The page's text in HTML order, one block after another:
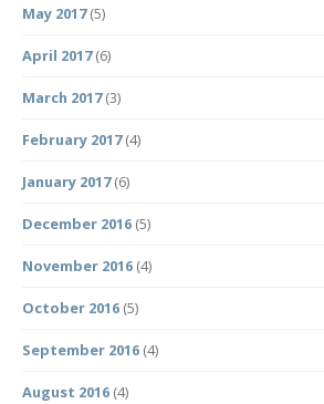
May 2017(5)
April 2017(6)
March 2017(3)
February 2017(4)
January 2017(6)
December 2016 (5)
November 2016 (4)
October 2016 (5)
September 2016 (4)
August 2016 (4)